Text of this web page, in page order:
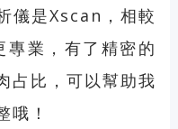
儀是Xscan，相較
業，有了精密的
占比，可以幫助我
哦！